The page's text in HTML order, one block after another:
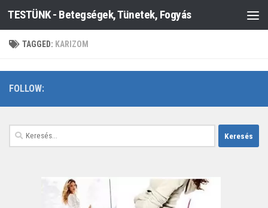
Skip to content
TESTÜNK - Betegségek, Tünetek, Fogyás
TAGGED: KARIZOM
FOLLOW:
Keresés: